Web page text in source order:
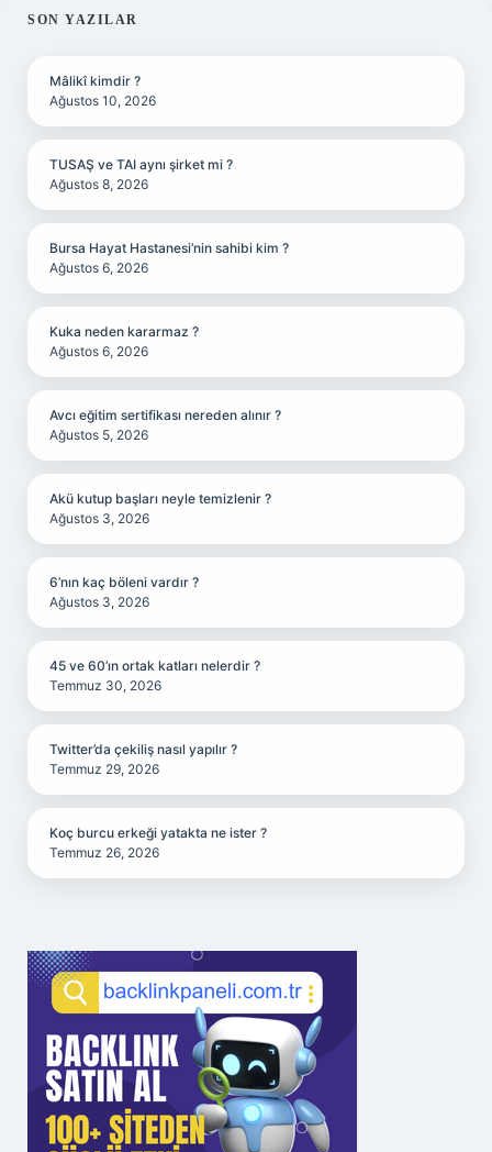
SIDEBAR
SON YAZILAR
Mâlikî kimdir ?
Ağustos 10, 2026
TUSAŞ ve TAI aynı şirket mi ?
Ağustos 8, 2026
Bursa Hayat Hastanesi’nin sahibi kim ?
Ağustos 6, 2026
Kuka neden kararmaz ?
Ağustos 6, 2026
Avcı eğitim sertifikası nereden alınır ?
Ağustos 5, 2026
Akü kutup başları neyle temizlenir ?
Ağustos 3, 2026
6’nın kaç böleni vardır ?
Ağustos 3, 2026
45 ve 60’ın ortak katları nelerdir ?
Temmuz 30, 2026
Twitter’da çekiliş nasıl yapılır ?
Temmuz 29, 2026
Koç burcu erkeği yatakta ne ister ?
Temmuz 26, 2026